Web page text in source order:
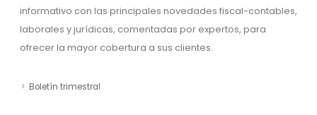
informativo con las principales novedades fiscal-contables,
laborales y jurídicas, comentadas por expertos, para
ofrecer la mayor cobertura a sus clientes.
Boletín trimestral